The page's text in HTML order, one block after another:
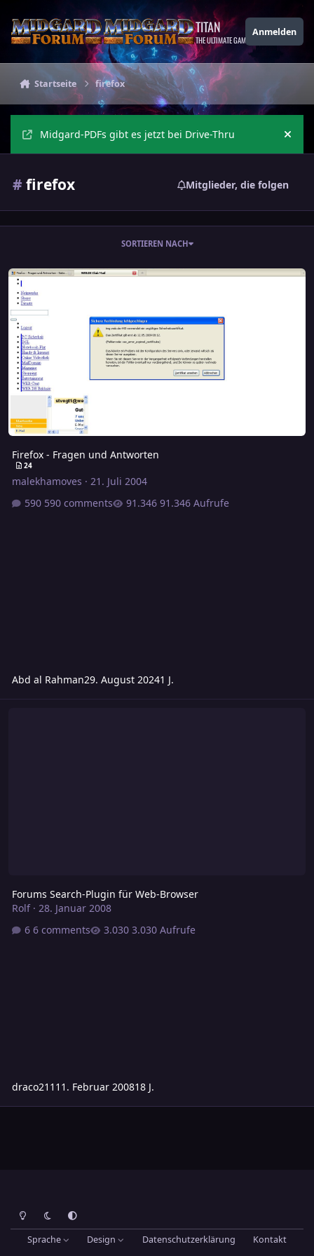
TITAN
THE ULTIMATE GAMING THEME
Anmelden
Startseite firefox
Midgard-PDFs gibt es jetzt bei Drive-Thru
# firefox Mitglieder, die folgen
SORTIEREN NACH
Firefox - Fragen und Antworten
Firefox - Fragen und Antworten
24
malekhamoves · 21. Juli 2004
590 comments
91.346 Aufrufe
Abd al Rahman29. August 20241 J.
Forums Search-Plugin für Web-Browser
Rolf· 28. Januar 2008
6 comments
3.030 Aufrufe
draco2111 1. Februar 200818 J.
Heller ModusDunkler ModusSystemeinstellung
Sprache Design Datenschutzerklärung
Kontakt